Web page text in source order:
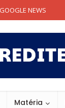
GOOGLE NEWS
Matéria